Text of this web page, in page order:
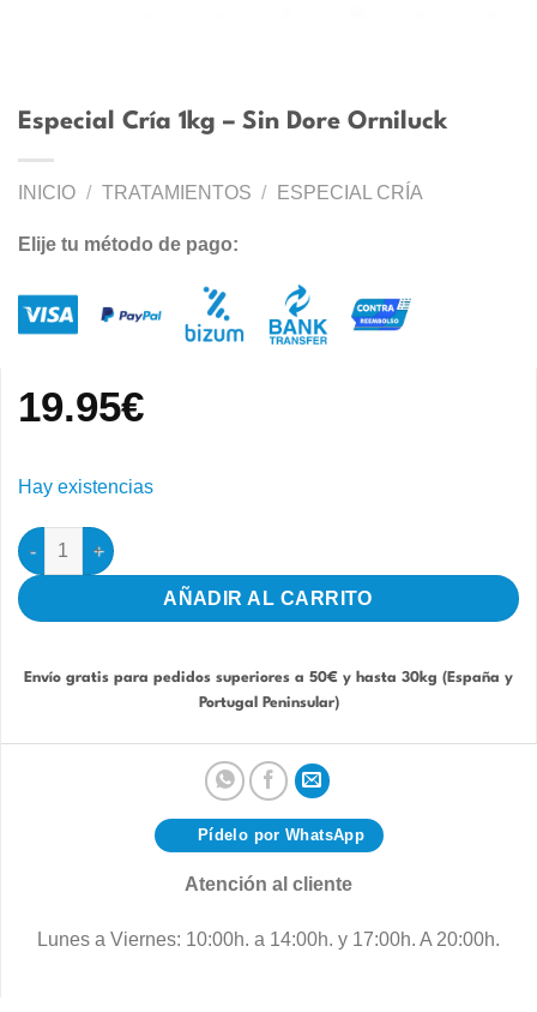
Especial Cría 1kg – Sin Dore Orniluck
INICIO / TRATAMIENTOS / ESPECIAL CRÍA
Elije tu método de pago:
19.95€
Hay existencias
Especial Cría 1kg - Sin Dore Orniluck cantidad
AÑADIR AL CARRITO
Envío gratis para pedidos superiores a 50€ y hasta 30kg (España y
Portugal Peninsular)
Pídelo por WhatsApp
Atención al cliente
Lunes a Viernes: 10:00h. a 14:00h. y 17:00h. A 20:00h.